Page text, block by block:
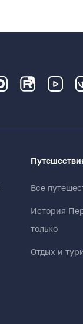
Все
История
только
Отдых и